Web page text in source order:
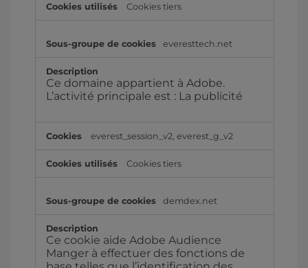
Cookies tiers
everesttech.net
Ce domaine appartient à Adobe.
L’activité principale est : La publicité
everest_session_v2, everest_g_v2
Cookies tiers
demdex.net
Ce cookie aide Adobe Audience
Manger à effectuer des fonctions de